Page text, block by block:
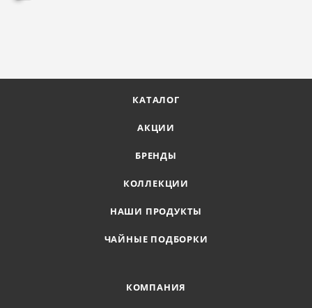
КАТАЛОГ
АКЦИИ
БРЕНДЫ
КОЛЛЕКЦИИ
НАШИ ПРОДУКТЫ
ЧАЙНЫЕ ПОДБОРКИ
КОМПАНИЯ